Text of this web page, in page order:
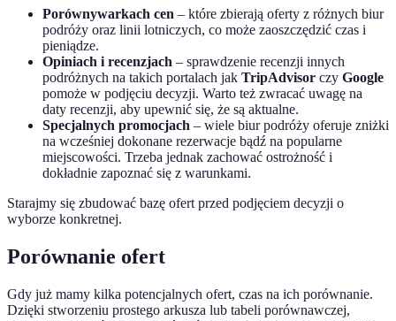
Porównywarkach cen – które zbierają oferty z różnych biur
podróży oraz linii lotniczych, co może zaoszczędzić czas i
pieniądze.
Opiniach i recenzjach – sprawdzenie recenzji innych
podróżnych na takich portalach jak TripAdvisor czy Google
pomoże w podjęciu decyzji. Warto też zwracać uwagę na
daty recenzji, aby upewnić się, że są aktualne.
Specjalnych promocjach – wiele biur podróży oferuje zniżki
na wcześniej dokonane rezerwacje bądź na popularne
miejscowości. Trzeba jednak zachować ostrożność i
dokładnie zapoznać się z warunkami.
Starajmy się zbudować bazę ofert przed podjęciem decyzji o
wyborze konkretnej.
Porównanie ofert
Gdy już mamy kilka potencjalnych ofert, czas na ich porównanie.
Dzięki stworzeniu prostego arkusza lub tabeli porównawczej,